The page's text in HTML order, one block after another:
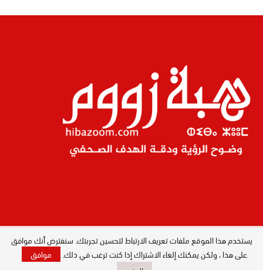
المدير العام : ليلى البصري بصيري / جميع
الحقوق محفوظة © 2026
يستخدم هذا الموقع ملفات تعريف الارتباط لتحسين تجربتك. سنفترض أنك موافق
على هذا ، ولكن يمكنك إلغاء الاشتراك إذا كنت ترغب في ذلك.
موافق